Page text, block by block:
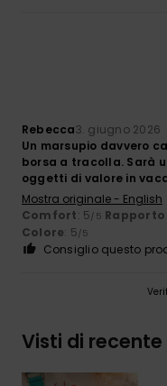
Rebecca3. giugno 2026
Un marsupio davvero
borsa a tracolla. Sarà
oggetti di valore in
Mostra originale - English
Comfort: 5/5
Colore: 5/5
Consiglio questo
Visti di recente